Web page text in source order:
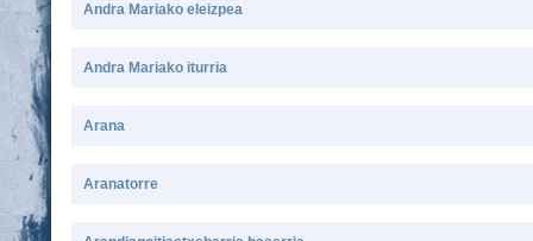
Andra Mariako eleizpea
Andra Mariako iturria
Arana
Aranatorre